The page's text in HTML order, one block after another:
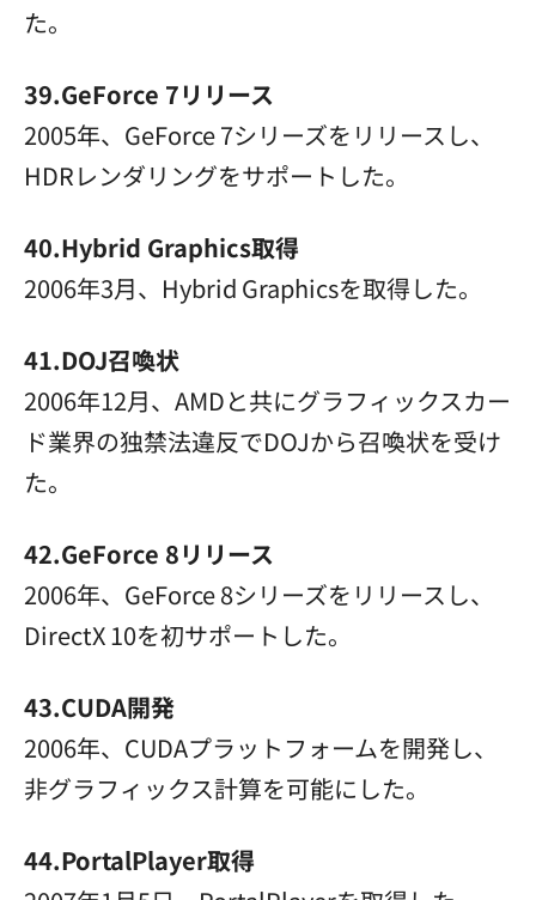
た。
39.GeForce 7リリース
2005年、GeForce 7シリーズをリリースし、
HDRレンダリングをサポートした。
40.Hybrid Graphics取得
2006年3月、Hybrid Graphicsを取得した。
41.DOJ召喚状
2006年12月、AMDと共にグラフィックスカー
ド業界の独禁法違反でDOJから召喚状を受け
た。
42.GeForce 8リリース
2006年、GeForce 8シリーズをリリースし、
DirectX 10を初サポートした。
43.CUDA開発
2006年、CUDAプラットフォームを開発し、
非グラフィックス計算を可能にした。
44.PortalPlayer取得